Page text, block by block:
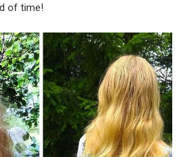
of time!